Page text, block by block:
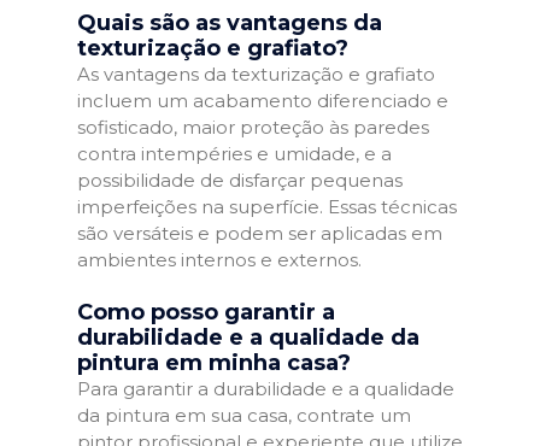
Quais são as vantagens da
texturização e grafiato?
As vantagens da texturização e grafiato
incluem um acabamento diferenciado e
sofisticado, maior proteção às paredes
contra intempéries e umidade, e a
possibilidade de disfarçar pequenas
imperfeições na superfície. Essas técnicas
são versáteis e podem ser aplicadas em
ambientes internos e externos.
Como posso garantir a
durabilidade e a qualidade da
pintura em minha casa?
Para garantir a durabilidade e a qualidade
da pintura em sua casa, contrate um